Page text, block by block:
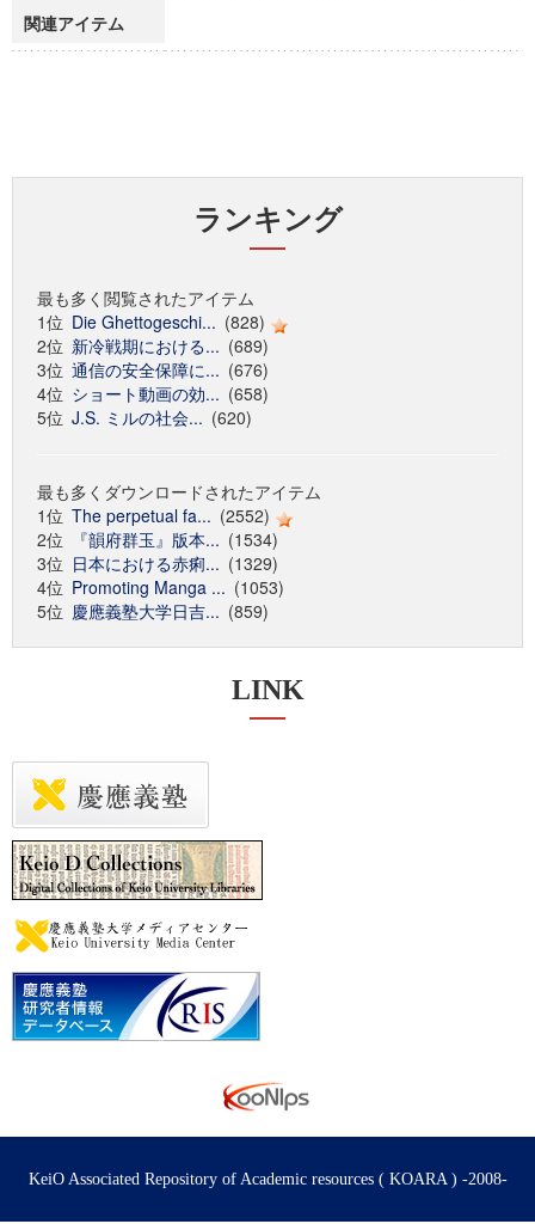
関連アイテム
ランキング
最も多く閲覧されたアイテム
1位 Die Ghettogeschi... (828)
2位 新冷戦期における... (689)
3位 通信の安全保障に... (676)
4位 ショート動画の効... (658)
5位 J.S. ミルの社会... (620)
最も多くダウンロードされたアイテム
1位 The perpetual fa... (2552)
2位
『韻府群玉』版本... (1534)
3位 日本における赤痢... (1329)
4位 Promoting Manga ... (1053)
5位 慶應義塾大学日吉... (859)
LINK
KeiO Associated Repository of Academic resources ( KOARA ) -2008-